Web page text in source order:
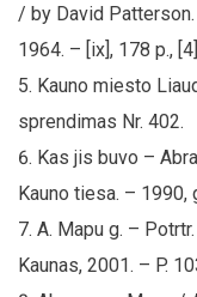
/ by David
1964. – [ix], 178 p.,
Kauno miesto
sprendimas Nr. 402.
Kas jis buvo –
Kauno tiesa. – 1990,
A. Mapu g. –
Kaunas, 2001. – P.